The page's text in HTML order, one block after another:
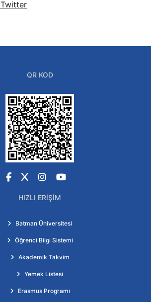
Twitter
QR KOD
Facebook
X Instagram
YouTube
HIZLI ERIŞIM
Batman Üniversitesi
Öğrenci Bilgi Sistemi
Akademik Takvim
Yemek Listesi
Erasmus Programı